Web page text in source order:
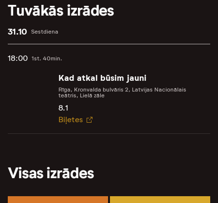
Tuvākās izrādes
Sestdiena
31.10
18:00 1st. 40min.
Kad atkal būsim jauni
Rīga, Kronvalda bulvāris 2, Latvijas Nacionālais
teātris, Lielā zāle
8.1
Biļetes
Visas izrādes